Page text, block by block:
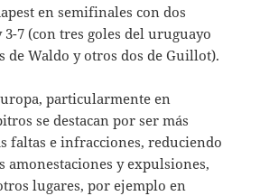
en semifinales con dos
3-7 (con tres goles del uruguayo
de Waldo y otros dos de Guillot).
particularmente en
se destacan por ser más
faltas e infracciones, reduciendo
amonestaciones y expulsiones,
lugares, por ejemplo en